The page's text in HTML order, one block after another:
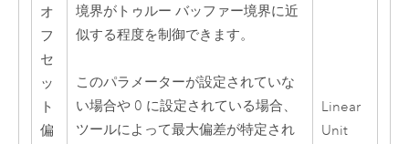
オ
フ
セ
ッ
ト
偏
境界がトゥルー バッファー境界に近
似する程度を制御できます。
このパラメーターが設定されていな
い場合や 0 に設定されている場合、
ツールによって最大偏差が特定され
Linear
Unit